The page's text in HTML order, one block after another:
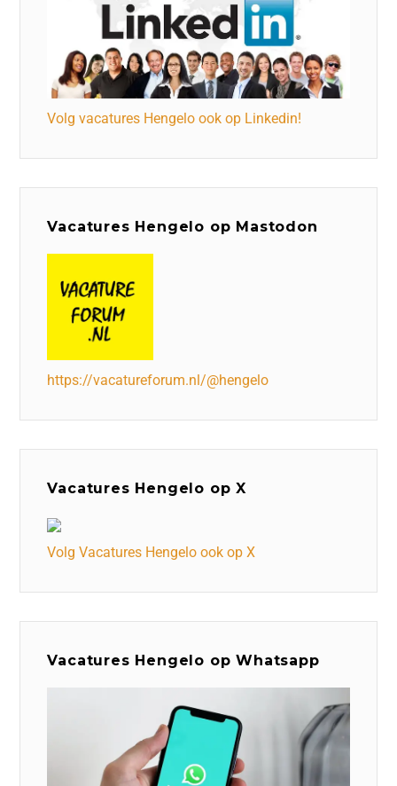
Volg vacatures Hengelo ook op Linkedin!
Vacatures Hengelo op Mastodon
https://vacatureforum.nl/@hengelo
Vacatures Hengelo op X
Volg Vacatures Hengelo ook op X
Vacatures Hengelo op Whatsapp